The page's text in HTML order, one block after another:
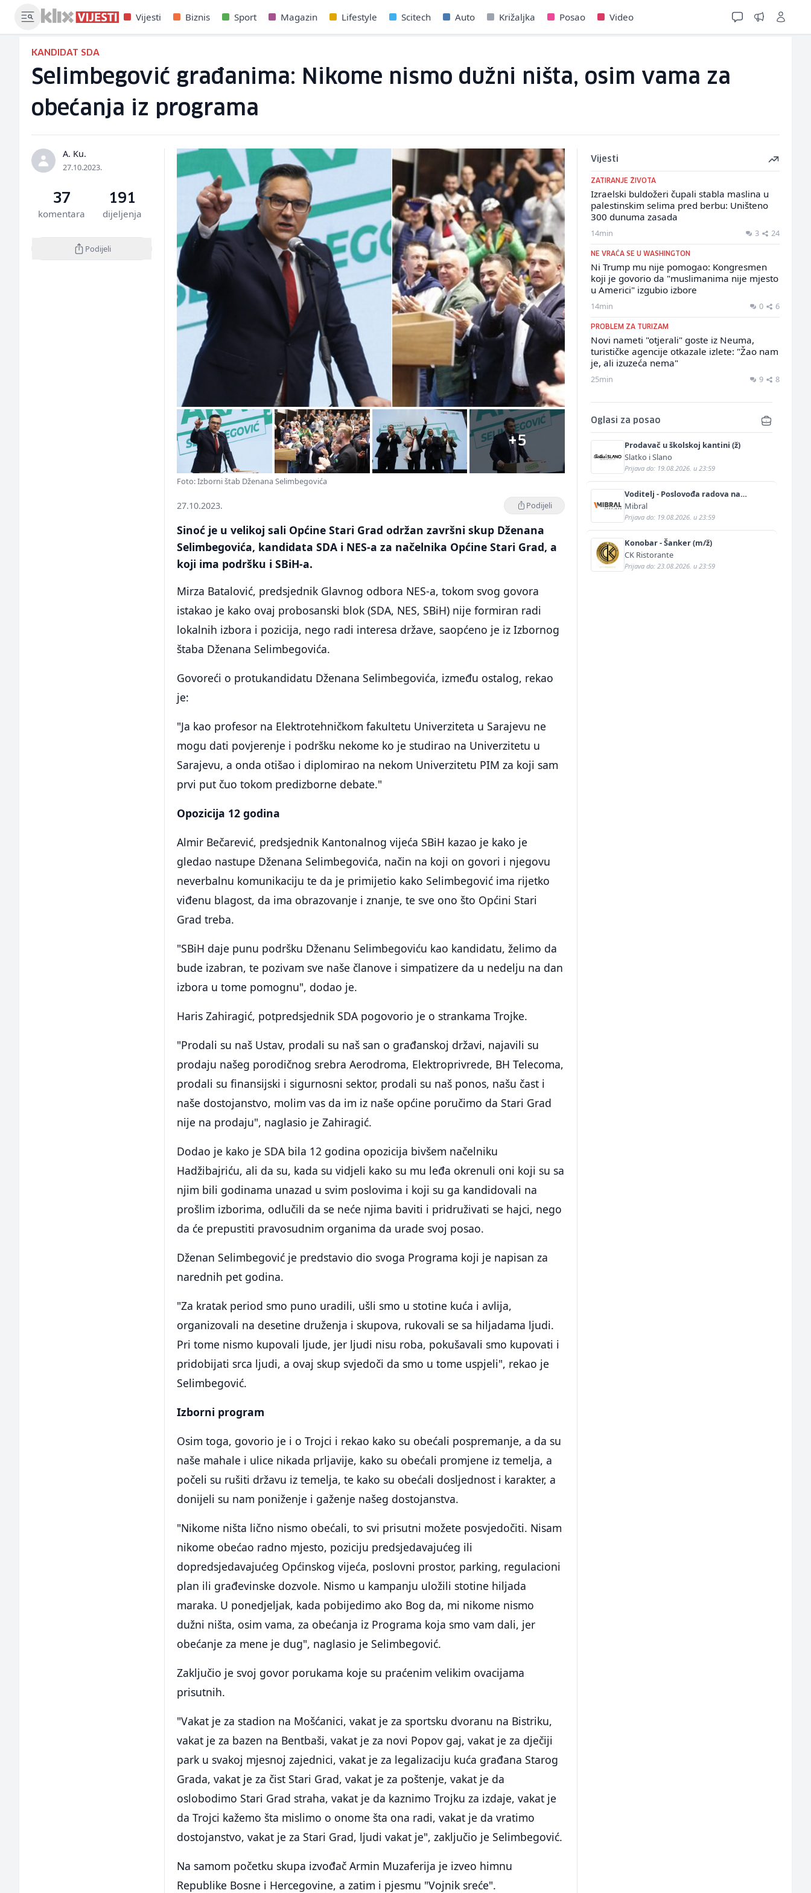
Vijesti Biznis Sport Magazin Lifestyle Scitech Auto Križaljka Posao Video
KANDIDAT SDA
Selimbegović građanima: Nikome nismo dužni ništa, osim vama za
obećanja iz programa
A. Ku.
27.10.2023.
37
komentara
191
dijeljenja
Podijeli
+5
Foto: Izborni štab Dženana Selimbegovića
27.10.2023. Podijeli
Sinoć je u velikoj sali Općine Stari Grad održan završni skup Dženana
Selimbegovića, kandidata SDA i NES-a za načelnika Općine Stari Grad, a
koji ima podršku i SBiH-a.
Mirza Batalović, predsjednik Glavnog odbora NES-a, tokom svog govora
istakao je kako ovaj probosanski blok (SDA, NES, SBiH) nije formiran radi
lokalnih izbora i pozicija, nego radi interesa države, saopćeno je iz Izbornog
štaba Dženana Selimbegovića.
Govoreći o protukandidatu Dženana Selimbegovića, između ostalog, rekao
je:
"Ja kao profesor na Elektrotehničkom fakultetu Univerziteta u Sarajevu ne
mogu dati povjerenje i podršku nekome ko je studirao na Univerzitetu u
Sarajevu, a onda otišao i diplomirao na nekom Univerzitetu PIM za koji sam
prvi put čuo tokom predizborne debate."
Opozicija 12 godina
Almir Bečarević, predsjednik Kantonalnog vijeća SBiH kazao je kako je
gledao nastupe Dženana Selimbegovića, način na koji on govori i njegovu
neverbalnu komunikaciju te da je primijetio kako Selimbegović ima rijetko
viđenu blagost, da ima obrazovanje i znanje, te sve ono što Općini Stari
Grad treba.
"SBiH daje punu podršku Dženanu Selimbegoviću kao kandidatu, želimo da
bude izabran, te pozivam sve naše članove i simpatizere da u nedelju na dan
izbora u tome pomognu", dodao je.
Haris Zahiragić, potpredsjednik SDA pogovorio je o strankama Trojke.
"Prodali su naš Ustav, prodali su naš san o građanskoj državi, najavili su
prodaju našeg porodičnog srebra Aerodroma, Elektroprivrede, BH Telecoma,
prodali su finansijski i sigurnosni sektor, prodali su naš ponos, našu čast i
naše dostojanstvo, molim vas da im iz naše općine poručimo da Stari Grad
nije na prodaju", naglasio je Zahiragić.
Dodao je kako je SDA bila 12 godina opozicija bivšem načelniku
Hadžibajriću, ali da su, kada su vidjeli kako su mu leđa okrenuli oni koji su sa
njim bili godinama unazad u svim poslovima i koji su ga kandidovali na
prošlim izborima, odlučili da se neće njima baviti i pridruživati se hajci, nego
da će prepustiti pravosudnim organima da urade svoj posao.
Dženan Selimbegović je predstavio dio svoga Programa koji je napisan za
narednih pet godina.
"Za kratak period smo puno uradili, ušli smo u stotine kuća i avlija,
organizovali na desetine druženja i skupova, rukovali se sa hiljadama ljudi.
Pri tome nismo kupovali ljude, jer ljudi nisu roba, pokušavali smo kupovati i
pridobijati srca ljudi, a ovaj skup svjedoči da smo u tome uspjeli", rekao je
Selimbegović.
Izborni program
Osim toga, govorio je i o Trojci i rekao kako su obećali pospremanje, a da su
naše mahale i ulice nikada prljavije, kako su obećali promjene iz temelja, a
počeli su rušiti državu iz temelja, te kako su obećali dosljednost i karakter, a
donijeli su nam poniženje i gaženje našeg dostojanstva.
"Nikome ništa lično nismo obećali, to svi prisutni možete posvjedočiti. Nisam
nikome obećao radno mjesto, poziciju predsjedavajućeg ili
dopredsjedavajućeg Općinskog vijeća, poslovni prostor, parking, regulacioni
plan ili građevinske dozvole. Nismo u kampanju uložili stotine hiljada
maraka. U ponedjeljak, kada pobijedimo ako Bog da, mi nikome nismo
dužni ništa, osim vama, za obećanja iz Programa koja smo vam dali, jer
obećanje za mene je dug", naglasio je Selimbegović.
Zaključio je svoj govor porukama koje su praćenim velikim ovacijama
prisutnih.
"Vakat je za stadion na Mošćanici, vakat je za sportsku dvoranu na Bistriku,
vakat je za bazen na Bentbaši, vakat je za novi Popov gaj, vakat je za dječiji
park u svakoj mjesnoj zajednici, vakat je za legalizaciju kuća građana Starog
Grada, vakat je za čist Stari Grad, vakat je za poštenje, vakat je da
oslobodimo Stari Grad straha, vakat je da kaznimo Trojku za izdaje, vakat je
da Trojci kažemo šta mislimo o onome šta ona radi, vakat je da vratimo
dostojanstvo, vakat je za Stari Grad, ljudi vakat je", zaključio je Selimbegović.
Na samom početku skupa izvođač Armin Muzaferija je izveo himnu
Republike Bosne i Hercegovine, a zatim i pjesmu "Vojnik sreće".
Vijesti
ZATIRANJE ŽIVOTA
Izraelski buldožeri čupali stabla maslina u
palestinskim selima pred berbu: Uništeno
300 dunuma zasada
14min 3 24
NE VRAĆA SE U WASHINGTON
Ni Trump mu nije pomogao: Kongresmen
koji je govorio da "muslimanima nije mjesto
u Americi" izgubio izbore
14min 0 6
PROBLEM ZA TURIZAM
Novi nameti "otjerali" goste iz Neuma,
turističke agencije otkazale izlete: "Žao nam
je, ali izuzeća nema"
25min 9 8
Oglasi za posao
Prodavač u školskoj kantini (ž)
Slatko i Slano
Prijava do: 19.08.2026. u 23:59
Voditelj - Poslovođa radova na
gradilištu (m/ž)
Mibral
Prijava do: 19.08.2026. u 23:59
Konobar - Šanker (m/ž)
CK Ristorante
Prijava do: 23.08.2026. u 23:59